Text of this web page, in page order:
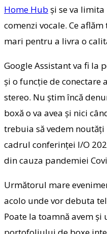
Home Hub și se va
comenzi vocale. Ce
mari pentru a livra o
Google Assistant va fi la
și o funcție de conectare
stereo. Nu știm încă
boxă o va avea și nici
trebuia să vedem
cadrul conferinței I/O
din cauza pandemiei
Următorul mare
acolo unde vor debuta
Poate la toamnă avem